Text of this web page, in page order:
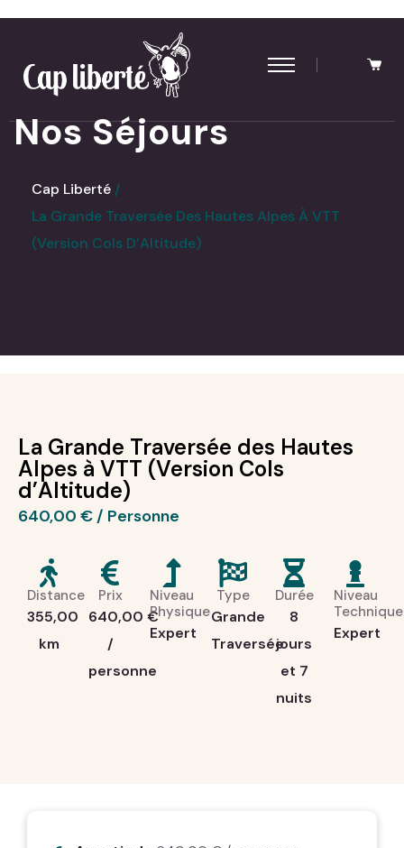
Nos Séjours
Cap Liberté
La Grande Traversée Des Hautes Alpes À VTT
(Version Cols D’Altitude)
La Grande Traversée des Hautes
Alpes à VTT (Version Cols
d’Altitude)
640,00 €
Distance
355,00
km
Prix
640,00 €
/
personne
Niveau
Physique
Expert
Type
Grande
Traversée
Durée
8
jours
et 7
nuits
Niveau
Technique
Expert